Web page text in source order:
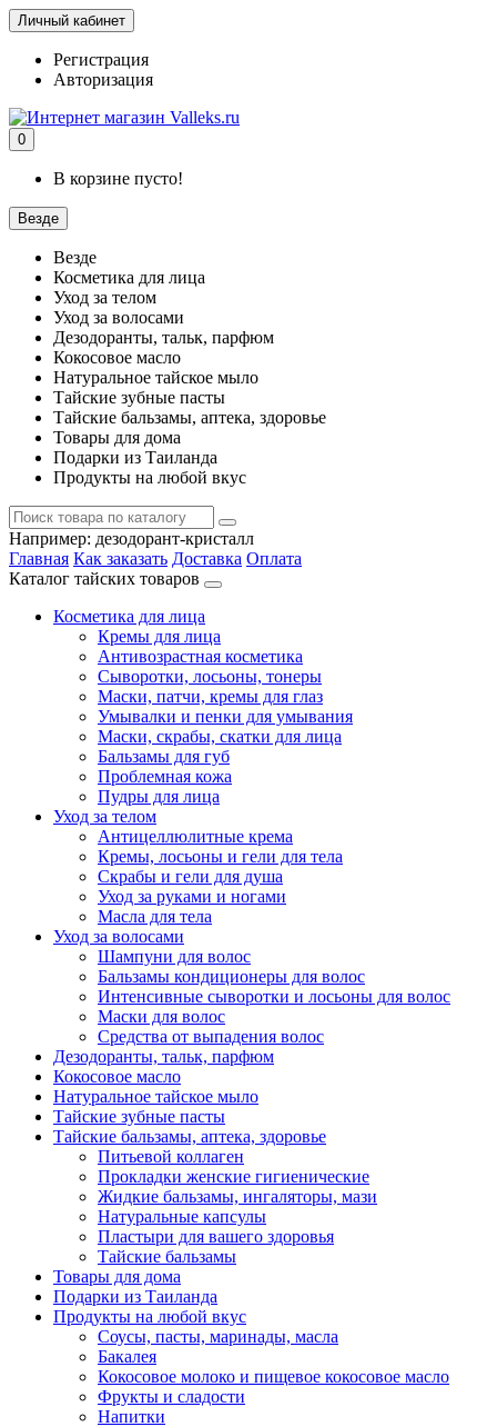
Личный кабинет
Регистрация
Авторизация
0
В корзине пусто!
Везде
Везде
Косметика для лица
Уход за телом
Уход за волосами
Дезодоранты, тальк, парфюм
Кокосовое масло
Натуральное тайское мыло
Тайские зубные пасты
Тайские бальзамы, аптека, здоровье
Товары для дома
Подарки из Таиланда
Продукты на любой вкус
Например: дезодорант-кристалл
Главная Как заказать Доставка Оплата
Каталог тайских товаров
Косметика для лица
Кремы для лица
Антивозрастная косметика
Сыворотки, лосьоны, тонеры
Маски, патчи, кремы для глаз
Умывалки и пенки для умывания
Маски, скрабы, скатки для лица
Бальзамы для губ
Проблемная кожа
Пудры для лица
Уход за телом
Антицеллюлитные крема
Кремы, лосьоны и гели для тела
Скрабы и гели для душа
Уход за руками и ногами
Масла для тела
Уход за волосами
Шампуни для волос
Бальзамы кондиционеры для волос
Интенсивные сыворотки и лосьоны для волос
Маски для волос
Средства от выпадения волос
Дезодоранты, тальк, парфюм
Кокосовое масло
Натуральное тайское мыло
Тайские зубные пасты
Тайские бальзамы, аптека, здоровье
Питьевой коллаген
Прокладки женские гигиенические
Жидкие бальзамы, ингаляторы, мази
Натуральные капсулы
Пластыри для вашего здоровья
Тайские бальзамы
Товары для дома
Подарки из Таиланда
Продукты на любой вкус
Соусы, пасты, маринады, масла
Бакалея
Кокосовое молоко и пищевое кокосовое масло
Фрукты и сладости
Напитки